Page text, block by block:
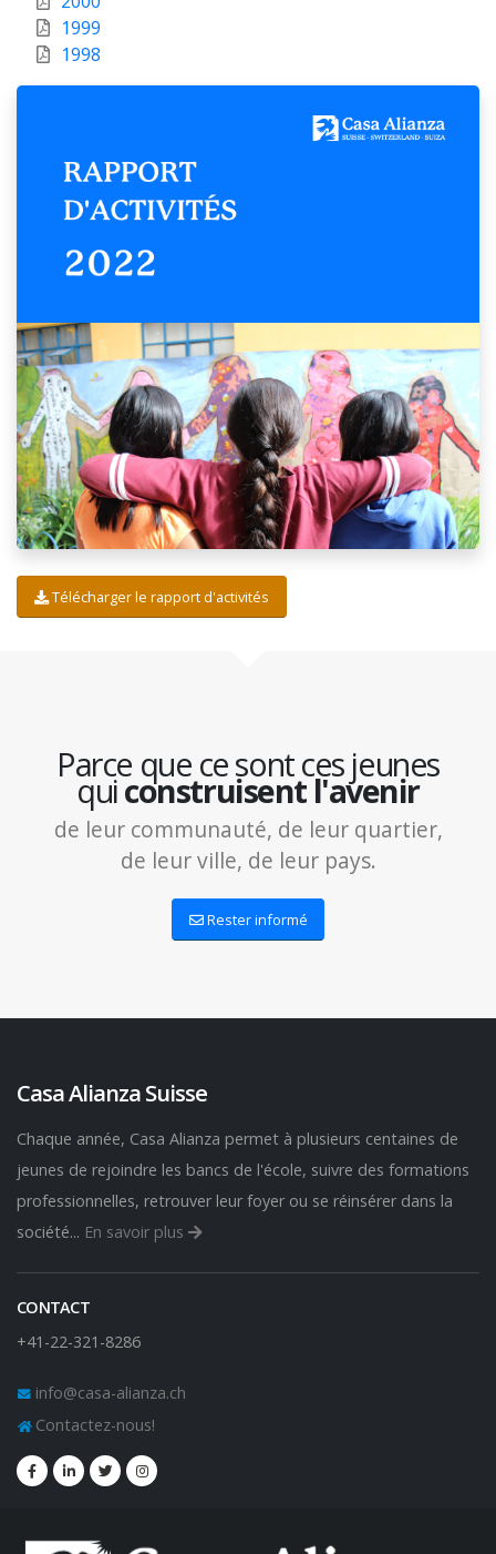
1999
1998
Télécharger le rapport d'activités
Parce que ce sont ces jeunes
quiconstruisent l'avenir
de leur communauté, de leur quartier,
de leur ville, de leur pays.
Rester informé
Casa Alianza Suisse
Chaque année, Casa Alianza permet à plusieurs centaines de
jeunes de rejoindre les bancs de l'école, suivre des formations
professionnelles, retrouver leur foyer ou se réinsérer dans la
société... En savoir plus
CONTACT
+41-22-321-8286
info@casa-alianza.ch
Contactez-nous!